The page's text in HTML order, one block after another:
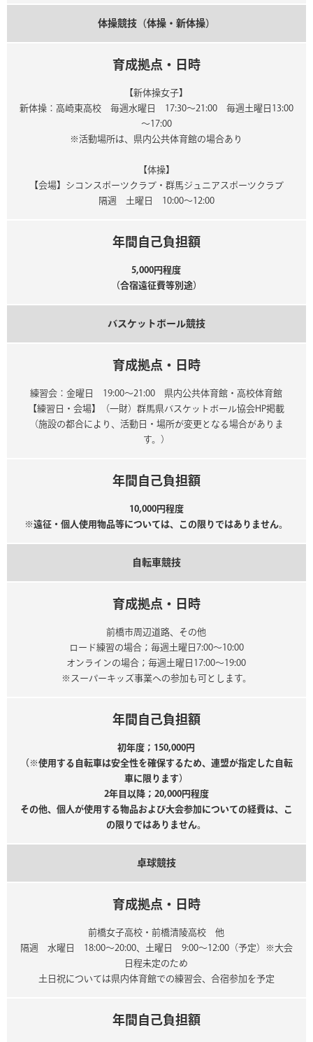
体操競技（体操・新体操）
育成拠点・日時
【新体操女子】
新体操：高崎東高校 毎週水曜日 17:30～21:00 毎週土曜日13:00
～17:00
※活動場所は、県内公共体育館の場合あり
【体操】
【会場】シコンスポーツクラブ・群馬ジュニアスポーツクラブ
隔週 土曜日 10:00～12:00
年間自己負担額
5,000円程度
（合宿遠征費等別途）
バスケットボール競技
育成拠点・日時
練習会：金曜日 19:00～21:00 県内公共体育館・高校体育館
【練習日・会場】（一財）群馬県バスケットボール協会HP掲載
（施設の都合により、活動日・場所が変更となる場合がありま
す。）
年間自己負担額
10,000円程度
※遠征・個人使用物品等については、この限りではありません。
自転車競技
育成拠点・日時
前橋市周辺道路、その他
ロード練習の場合；毎週土曜日7:00～10:00
オンラインの場合；毎週土曜日17:00～19:00
※スーパーキッズ事業への参加も可とします。
年間自己負担額
初年度；150,000円
（※使用する自転車は安全性を確保するため、連盟が指定した自転
車に限ります）
2年目以降；20,000円程度
その他、個人が使用する物品および大会参加についての経費は、こ
の限りではありません。
卓球競技
育成拠点・日時
前橋女子高校・前橋清陵高校 他
隔週 水曜日 18:00～20:00、土曜日 9:00～12:00（予定）※大会
日程未定のため
土日祝については県内体育館での練習会、合宿参加を予定
年間自己負担額